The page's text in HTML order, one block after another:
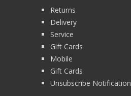
Returns
Delivery
Service
Gift Cards
Mobile
Gift Cards
Unsubscribe Notification